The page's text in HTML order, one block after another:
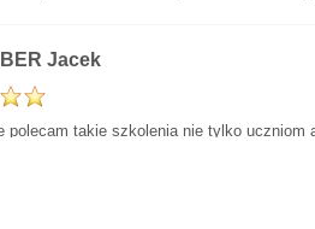
Jacek
polecam takie szkolenia nie tylko